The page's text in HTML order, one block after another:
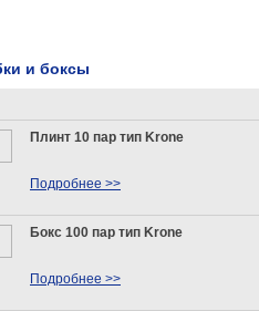
и боксы
Плинт 10 пар тип Krone
Подробнее >>
Бокс 100 пар тип Krone
Подробнее >>